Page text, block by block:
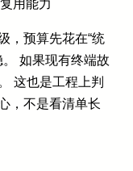
用能力
，预算先花在“统
如果现有终端故
这也是工程上判
，不是看清单长